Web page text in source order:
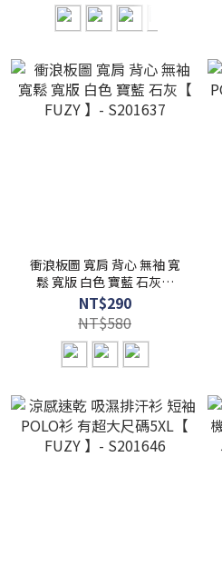
衝浪板圖 寬肩 背心 無袖 寬
鬆 寬版 白色 寶藍 石灰【
FUZY 】- S201637
NT$290
NT$580